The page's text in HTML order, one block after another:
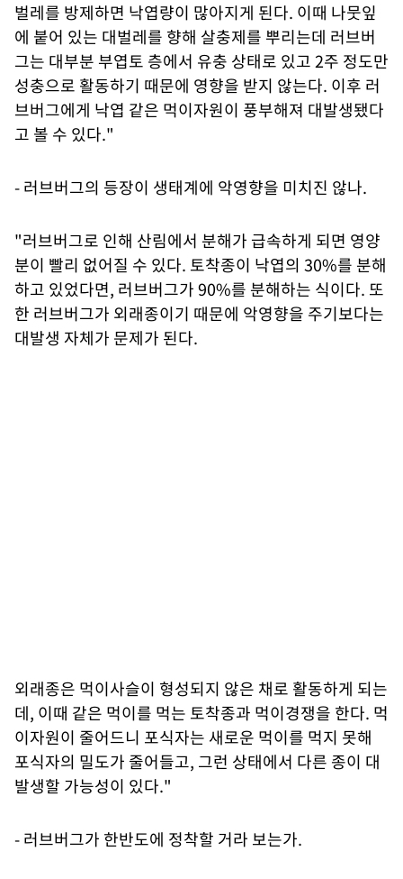
벌레를 방제하면 낙엽량이 많아지게 된다. 이때 나뭇잎
에 붙어 있는 대벌레를 향해 살충제를 뿌리는데 러브버
그는 대부분 부엽토 층에서 유충 상태로 있고 2주 정도만
성충으로 활동하기 때문에 영향을 받지 않는다. 이후 러
브버그에게 낙엽 같은 먹이자원이 풍부해져 대발생됐다
고 볼 수 있다."
- 러브버그의 등장이 생태계에 악영향을 미치진 않나.
"러브버그로 인해 산림에서 분해가 급속하게 되면 영양
분이 빨리 없어질 수 있다. 토착종이 낙엽의 30%를 분해
하고 있었다면, 러브버그가 90%를 분해하는 식이다. 또
한 러브버그가 외래종이기 때문에 악영향을 주기보다는
대발생 자체가 문제가 된다.
외래종은 먹이사슬이 형성되지 않은 채로 활동하게 되는
데, 이때 같은 먹이를 먹는 토착종과 먹이경쟁을 한다. 먹
이자원이 줄어드니 포식자는 새로운 먹이를 먹지 못해
포식자의 밀도가 줄어들고, 그런 상태에서 다른 종이 대
발생할 가능성이 있다."
- 러브버그가 한반도에 정착할 거라 보는가.